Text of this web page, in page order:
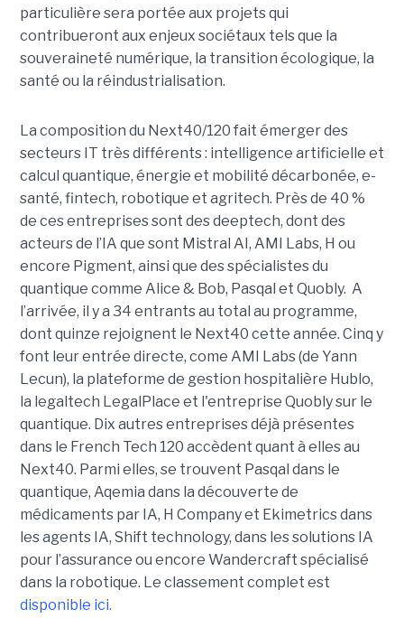
particulière sera portée aux projets qui
contribueront aux enjeux sociétaux tels que la
souveraineté numérique, la transition écologique, la
santé ou la réindustrialisation.
La composition du Next40/120 fait émerger des
secteurs IT très différents : intelligence artificielle et
calcul quantique, énergie et mobilité décarbonée, e-
santé, fintech, robotique et agritech. Près de 40 %
de ces entreprises sont des deeptech, dont des
acteurs de l’IA que sont Mistral AI, AMI Labs, H ou
encore Pigment, ainsi que des spécialistes du
quantique comme Alice & Bob, Pasqal et Quobly. A
l’arrivée, il y a 34 entrants au total au programme,
dont quinze rejoignent le Next40 cette année. Cinq y
font leur entrée directe, come AMI Labs (de Yann
Lecun), la plateforme de gestion hospitalière Hublo,
la legaltech LegalPlace et l'entreprise Quobly sur le
quantique. Dix autres entreprises déjà présentes
dans le French Tech 120 accèdent quant à elles au
Next40. Parmi elles, se trouvent Pasqal dans le
quantique, Aqemia dans la découverte de
médicaments par IA, H Company et Ekimetrics dans
les agents IA, Shift technology, dans les solutions IA
pour l’assurance ou encore Wandercraft spécialisé
dans la robotique. Le classement complet est
disponible ici.